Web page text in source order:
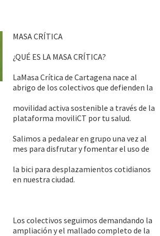
MASA CRÍTICA
¿QUÉ ES LA MASA CRÍTICA?
LaMasa Crítica de Cartagena nace al
abrigo de los colectivos que defienden la
movilidad activa sostenible a través de la
plataforma moviliCT por tu salud.
Salimos a pedalear en grupo una vez al
mes para disfrutar y fomentar el uso de
la bici para desplazamientos cotidianos
en nuestra ciudad.
Los colectivos seguimos demandando la
ampliación y el mallado completo de la